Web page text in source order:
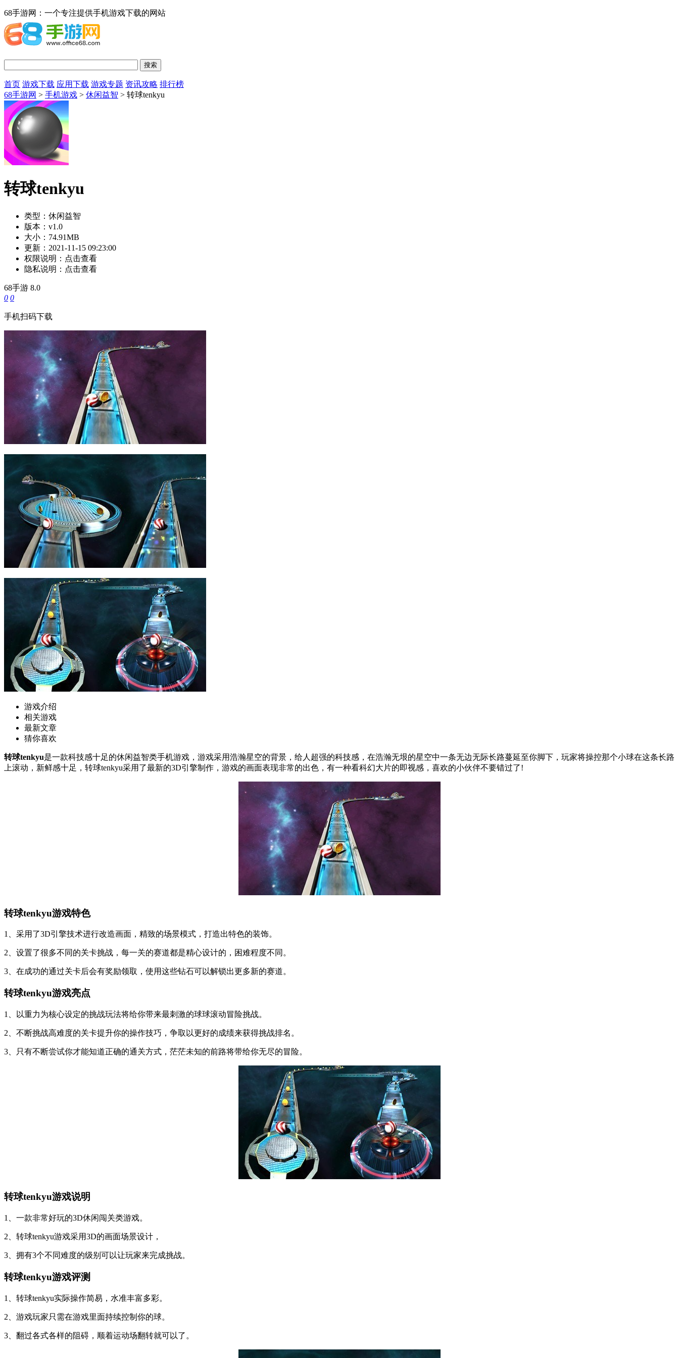
68手游网：一个专注提供手机游戏下载的网站
首页 游戏下载 应用下载 游戏专题 资讯攻略 排行榜
68手游网 > 手机游戏 > 休闲益智 > 转球tenkyu
转球tenkyu
类型： 休闲益智
版本： v1.0
大小： 74.91MB
更新： 2021-11-15 09:23:00
权限说明： 点击查看
隐私说明： 点击查看
68手游 8.0
0 0
手机扫码下载
游戏介绍
相关游戏
最新文章
猜你喜欢
转球tenkyu是一款科技感十足的休闲益智类手机游戏，游戏采用浩瀚星空的背景，给人超强的科技感，在浩瀚无垠的星空中一条无边无际长路蔓延至你脚下，玩家将操控那个小球在这条长路
上滚动，新鲜感十足，转球tenkyu采用了最新的3D引擎制作，游戏的画面表现非常的出色，有一种看科幻大片的即视感，喜欢的小伙伴不要错过了!
转球tenkyu游戏特色
1、采用了3D引擎技术进行改造画面，精致的场景模式，打造出特色的装饰。
2、设置了很多不同的关卡挑战，每一关的赛道都是精心设计的，困难程度不同。
3、在成功的通过关卡后会有奖励领取，使用这些钻石可以解锁出更多新的赛道。
转球tenkyu游戏亮点
1、以重力为核心设定的挑战玩法将给你带来最刺激的球球滚动冒险挑战。
2、不断挑战高难度的关卡提升你的操作技巧，争取以更好的成绩来获得挑战排名。
3、只有不断尝试你才能知道正确的通关方式，茫茫未知的前路将带给你无尽的冒险。
转球tenkyu游戏说明
1、一款非常好玩的3D休闲闯关类游戏。
2、转球tenkyu游戏采用3D的画面场景设计，
3、拥有3个不同难度的级别可以让玩家来完成挑战。
转球tenkyu游戏评测
1、转球tenkyu实际操作简易，水准丰富多彩。
2、游戏玩家只需在游戏里面持续控制你的球。
3、翻过各式各样的阻碍，顺着运动场翻转就可以了。